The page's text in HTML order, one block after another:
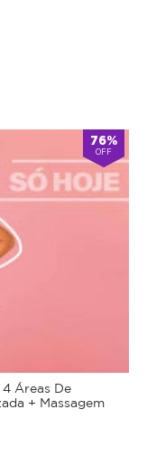
76%
OFF
Áreas De
+ Massagem